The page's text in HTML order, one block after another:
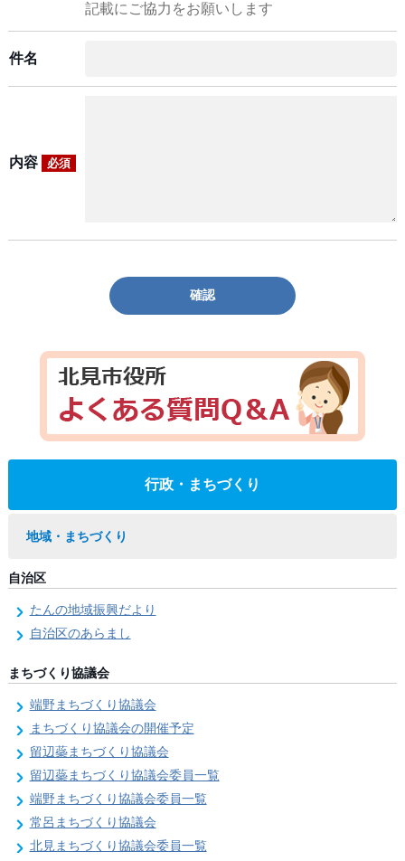
記載にご協力をお願いします
件名
内容 必須
確認
行政・まちづくり
地域・まちづくり
自治区
たんの地域振興だより
自治区のあらまし
まちづくり協議会
端野まちづくり協議会
まちづくり協議会の開催予定
留辺蘂まちづくり協議会
留辺蘂まちづくり協議会委員一覧
端野まちづくり協議会委員一覧
常呂まちづくり協議会
北見まちづくり協議会委員一覧